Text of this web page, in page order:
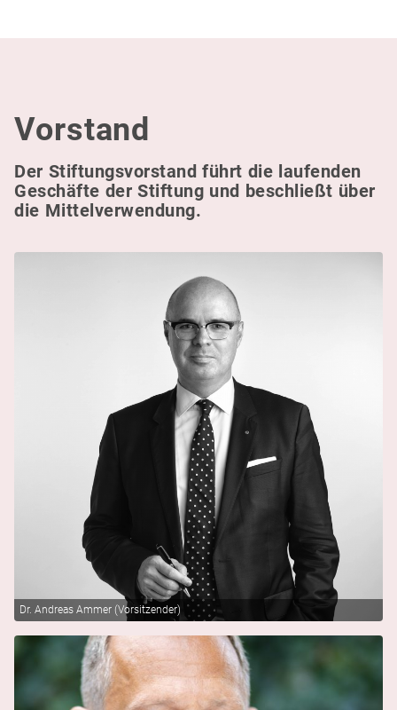
Vorstand
Der Stiftung­svorstand führt die laufenden
Geschäfte der Stiftung und beschließt über
die Mittelverwendung.
Dr. Andreas Ammer (Vorsitzender)